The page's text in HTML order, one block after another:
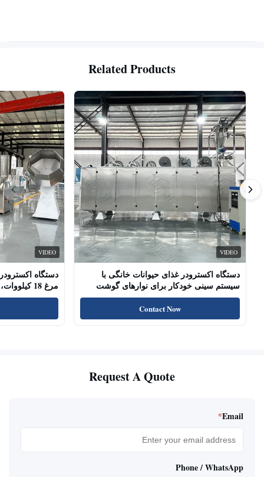
Related Products
VIDEO
دستگاه اکسترودر غذای حیوانات خانگی با
سیستم سینی خودکار برای نوارهای گوشت
سگ، چوب‌های خشک شده
Contact Now
VIDEO
دستگاه
مرغ 18
پروتئین بالا،
Request A Quote
Email
*
Phone / WhatsApp